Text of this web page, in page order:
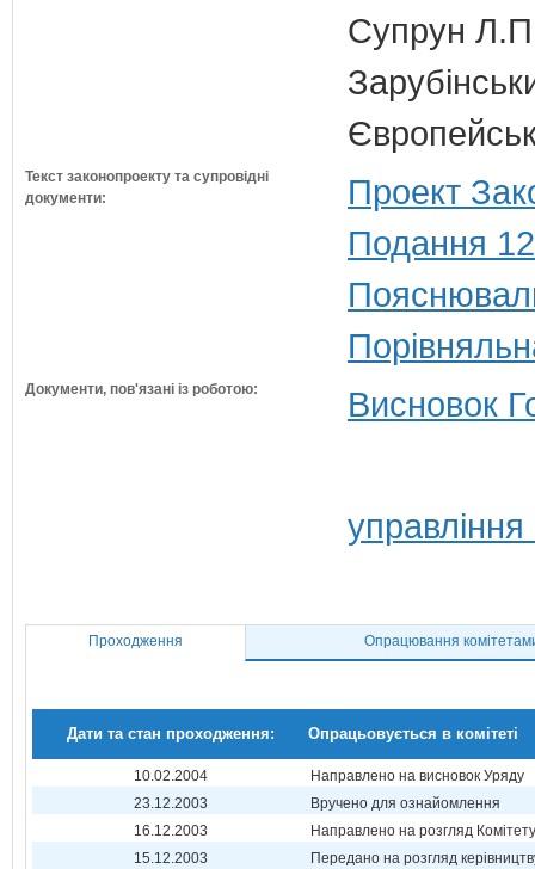
Супрун
Текст законопроекту та супровідні
документи:
Проект
Подання
Документи, пов'язані із роботою: Висновок
Проходження Опрацювання
Дати та стан проходження: Опрацьовується в комітеті
10.02.2004
Направлено на висновок Уряду
23.12.2003
Вручено для ознайомлення
16.12.2003
Направлено на розгляд Комітету
15.12.2003
Передано на розгляд